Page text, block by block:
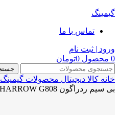
گیمینگ
تماس با ما
ورود | ثبت نام
0 محصول 0تومان
خانه کالا دیجیتال محصولات گیمینگ
بی سیم ردراگون GAMEPAD REDRAGON HARROW G808